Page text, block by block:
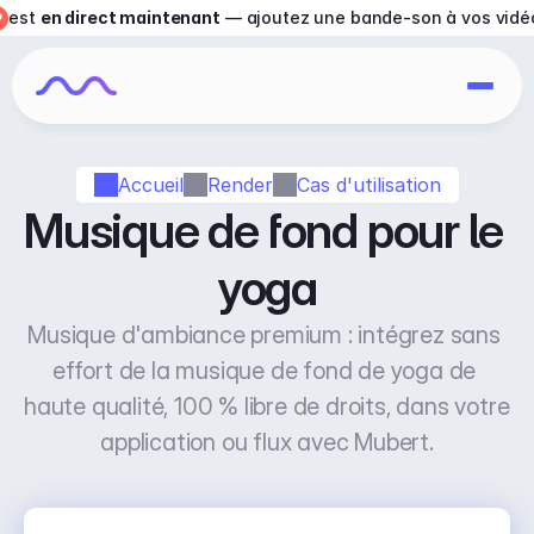
Accueil Render Cas d'utilisation
Musique de fond pour le
yoga
Musique d'ambiance premium : intégrez sans
effort de la musique de fond de yoga de
haute qualité, 100 % libre de droits, dans votre
application ou flux avec Mubert.
est en direct maintenant — ajoutez une bande-son à vos